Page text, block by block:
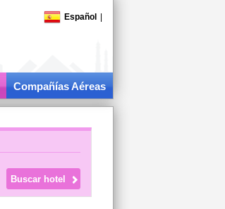
Español
Compañías Aéreas